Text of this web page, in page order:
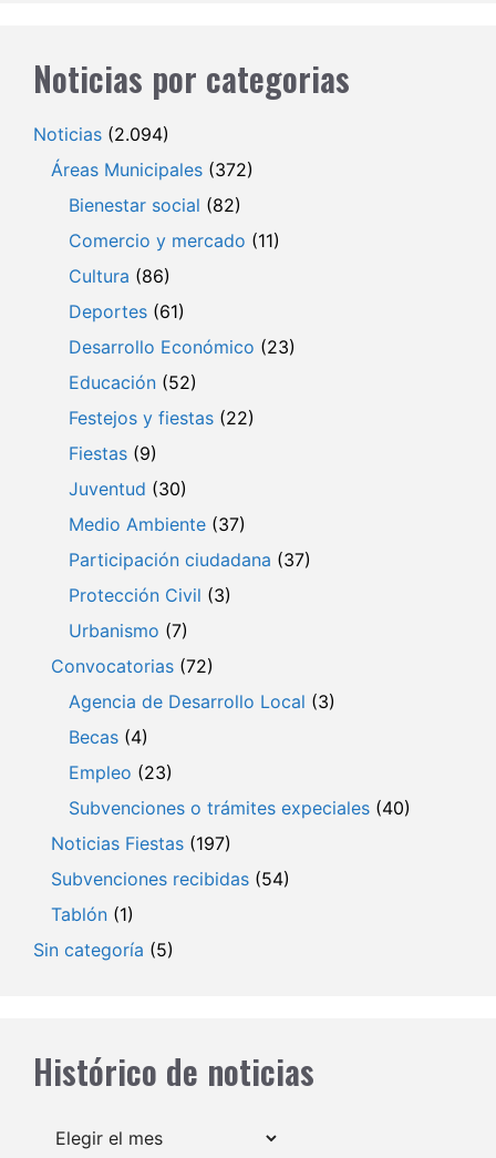
Noticias por categorias
Noticias (2.094)
Áreas Municipales (372)
Bienestar social (82)
Comercio y mercado (11)
Cultura (86)
Deportes (61)
Desarrollo Económico (23)
Educación (52)
Festejos y fiestas (22)
Fiestas (9)
Juventud (30)
Medio Ambiente (37)
Participación ciudadana (37)
Protección Civil (3)
Urbanismo (7)
Convocatorias (72)
Agencia de Desarrollo Local (3)
Becas (4)
Empleo (23)
Subvenciones o trámites expeciales (40)
Noticias Fiestas (197)
Subvenciones recibidas (54)
Tablón (1)
Sin categoría (5)
Histórico de noticias
Archivos